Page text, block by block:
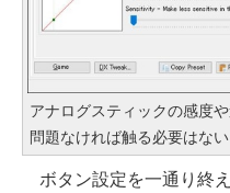
アナログスティックの感度
問題なければ触る必要はない
ボタン設定を一通り終